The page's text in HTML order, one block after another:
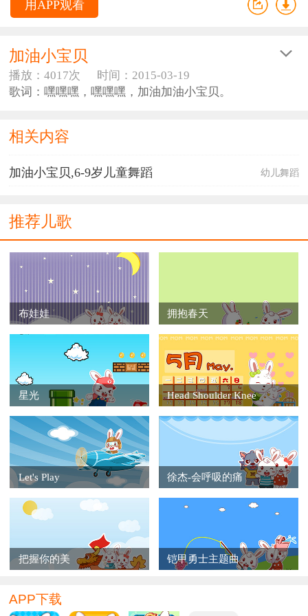
用APP观看
加油小宝贝
播放：4017次
时间：2015-03-19
歌词：嘿嘿嘿，嘿嘿嘿，加油加油小宝贝。
你是最棒的小宝贝，我们要为你加加油
加油小宝贝
相关内容
加油小宝贝,6-9岁儿童舞蹈 幼儿舞蹈
推荐儿歌
布娃娃 拥抱春天
星光 Head Shoulder Knee
Let's Play 徐杰-会呼吸的痛
把握你的美 铠甲勇士主题曲
APP下载